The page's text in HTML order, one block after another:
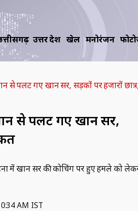
उत्तर प्रदेश खेल मनोरंजन
से पलट गए खान सर, सड़कों पर हजारों
से पलट गए खान सर,
में खान सर की कोच‍िंग पर हुए हमले को
AM IST